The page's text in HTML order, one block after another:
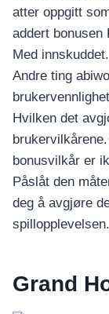
อุปกรณ์เพื่อความ
อุปกรณ์เพื่อความบั
โทรทัศน์
atter oppgitt
addert bonusen
Med innskuddet.
Andre ting
Hvilken det
bonusvilkår er
Påslåt den
deg å avgjøre
spillopplevelsen.
Grand